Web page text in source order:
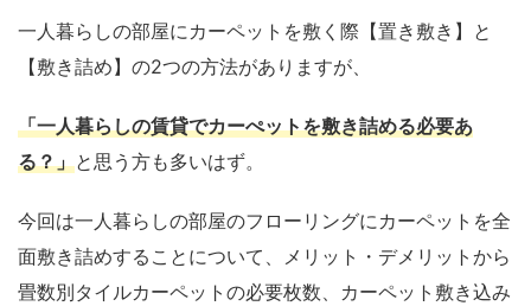
一人暮らしの部屋にカーペットを敷く際【置き敷き】と
【敷き詰め】の2つの方法がありますが、
「一人暮らしの賃貸でカーぺットを敷き詰める必要あ
る？」と思う方も多いはず。
今回は一人暮らしの部屋のフローリングにカーペットを全
面敷き詰めすることについて、メリット・デメリットから
畳数別タイルカーペットの必要枚数、カーペット敷き込み